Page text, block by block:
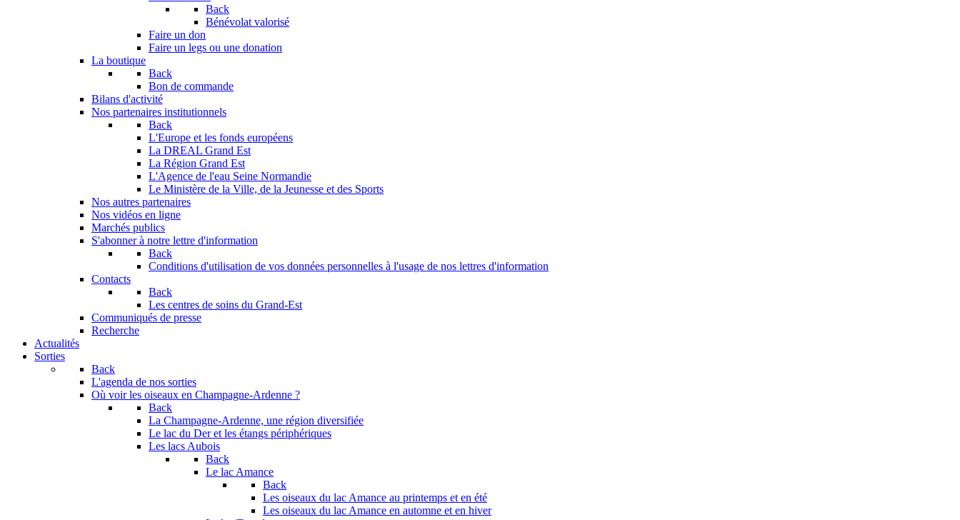
Back
Bénévolat valorisé
Faire un don
Faire un legs ou une donation
La boutique
Back
Bon de commande
Bilans d'activité
Nos partenaires institutionnels
Back
L'Europe et les fonds européens
La DREAL Grand Est
La Région Grand Est
L'Agence de l'eau Seine Normandie
Le Ministère de la Ville, de la Jeunesse et des Sports
Nos autres partenaires
Nos vidéos en ligne
Marchés publics
S'abonner à notre lettre d'information
Back
Conditions d'utilisation de vos données personnelles à l'usage de nos lettres d'information
Contacts
Back
Les centres de soins du Grand-Est
Communiqués de presse
Recherche
Actualités
Sorties
Back
L'agenda de nos sorties
Où voir les oiseaux en Champagne-Ardenne ?
Back
La Champagne-Ardenne, une région diversifiée
Le lac du Der et les étangs périphériques
Les lacs Aubois
Back
Le lac Amance
Back
Les oiseaux du lac Amance au printemps et en été
Les oiseaux du lac Amance en automne et en hiver